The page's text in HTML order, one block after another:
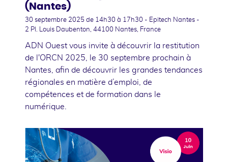
(Nantes)
30 septembre 2025 de 14h30 à 17h30 - Epitech Nantes -
2 Pl. Louis Daubenton, 44100 Nantes, France
ADN Ouest vous invite à découvrir la restitution
de l'ORCN 2025, le 30 septembre prochain à
Nantes, afin de découvrir les grandes tendances
régionales en matière d’emploi, de
compétences et de formation dans le
numérique.